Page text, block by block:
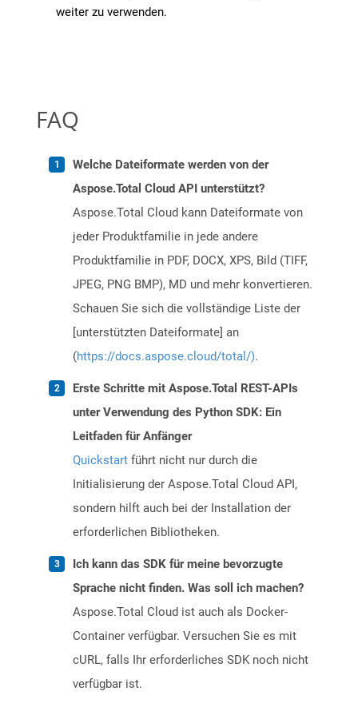
weiter zu verwenden.
FAQ
Welche Dateiformate werden von der
Aspose.Total Cloud API unterstützt?
Aspose.Total Cloud kann Dateiformate von
jeder Produktfamilie in jede andere
Produktfamilie in PDF, DOCX, XPS, Bild (TIFF,
JPEG, PNG BMP), MD und mehr konvertieren.
Schauen Sie sich die vollständige Liste der
[unterstützten Dateiformate] an
(https://docs.aspose.cloud/total/).
Erste Schritte mit Aspose.Total REST-APIs
unter Verwendung des Python SDK: Ein
Leitfaden für Anfänger
Quickstart führt nicht nur durch die
Initialisierung der Aspose.Total Cloud API,
sondern hilft auch bei der Installation der
erforderlichen Bibliotheken.
Ich kann das SDK für meine bevorzugte
Sprache nicht finden. Was soll ich machen?
Aspose.Total Cloud ist auch als Docker-
Container verfügbar. Versuchen Sie es mit
cURL, falls Ihr erforderliches SDK noch nicht
verfügbar ist.